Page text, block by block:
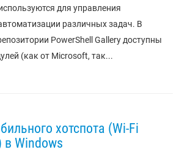
для управления
различных задач. В
PowerShell Gallery доступны
(как от Microsoft, так...
хотспота (Wi-Fi
в Windows